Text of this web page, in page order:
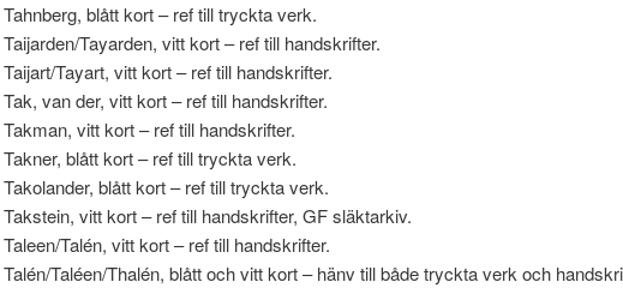
Tahnberg, blått kort – ref till tryckta verk.
Taijarden/Tayarden, vitt kort – ref till handskrifter.
Taijart/Tayart, vitt kort – ref till handskrifter.
Tak, van der, vitt kort – ref till handskrifter.
Takman, vitt kort – ref till handskrifter.
Takner, blått kort – ref till tryckta verk.
Takolander, blått kort – ref till tryckta verk.
Takstein, vitt kort – ref till handskrifter, GF släktarkiv.
Taleen/Talén, vitt kort – ref till handskrifter.
Talén/Taléen/Thalén, blått och vitt kort – hänv till både tryckta verk och